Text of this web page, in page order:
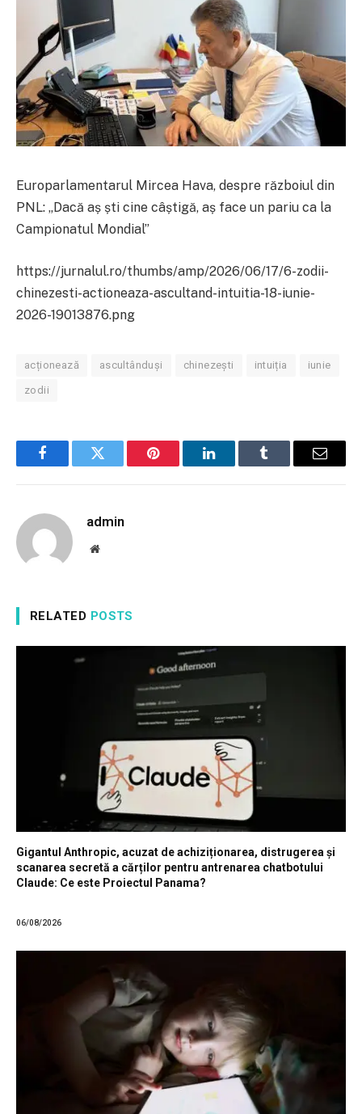
Europarlamentarul Mircea Hava, despre războiul din
PNL: „Dacă aș ști cine câștigă, aș face un pariu ca la
Campionatul Mondial”
https://jurnalul.ro/thumbs/amp/2026/06/17/6-zodii-
chinezesti-actioneaza-ascultand-intuitia-18-iunie-
2026-19013876.png
acționează ascultânduși chinezești intuiția iunie
zodii
FacebookTwitter Pinterest LinkedInTumblr Email
admin
Website
RELATED POSTS
Gigantul Anthropic, acuzat de achiziționarea, distrugerea și
scanarea secretă a cărților pentru antrenarea chatbotului
Claude: Ce este Proiectul Panama?
06/08/2026